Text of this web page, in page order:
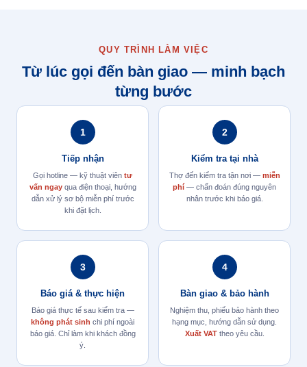
QUY TRÌNH LÀM VIỆC
Từ lúc gọi đến bàn giao — minh bạch
từng bước
1
Tiếp nhận
Gọi hotline — kỹ thuật viên tư
vấn ngayqua điện thoại, hướng
dẫn xử lý sơ bộ miễn phí trước
khi đặt lịch.
2
Kiểm tra tại nhà
Thợ đến kiểm tra tận nơi — miễn
phí — chẩn đoán đúng nguyên
nhân trước khi báo giá.
3
Báo giá & thực hiện
Báo giá thực tế sau kiểm tra —
không phát sinh chi phí ngoài
báo giá. Chỉ làm khi khách đồng
ý.
4
Bàn giao & bảo hành
Nghiệm thu, phiếu bảo hành theo
hạng mục, hướng dẫn sử dụng.
Xuất VATtheo yêu cầu.